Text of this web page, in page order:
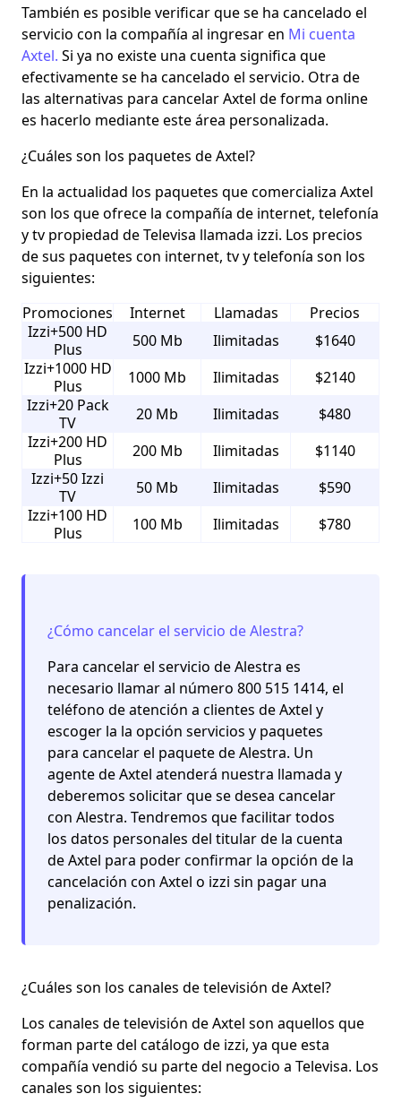
También es posible verificar que se ha cancelado el
servicio con la compañía al ingresar en Mi cuenta
Axtel. Si ya no existe una cuenta significa que
efectivamente se ha cancelado el servicio. Otra de
las alternativas para cancelar Axtel de forma online
es hacerlo mediante este área personalizada.
¿Cuáles son los paquetes de Axtel?
En la actualidad los paquetes que comercializa Axtel
son los que ofrece la compañía de internet, telefonía
y tv propiedad de Televisa llamada izzi. Los precios
de sus paquetes con internet, tv y telefonía son los
siguientes:
Promociones
Internet Llamadas
Precios
Izzi+500 HD
Plus
500 Mb Ilimitadas
$1640
Izzi+1000 HD
Plus
1000 Mb Ilimitadas
$2140
Izzi+20 Pack
TV
20 Mb Ilimitadas
$480
Izzi+200 HD
Plus
200 Mb Ilimitadas
$1140
Izzi+50 Izzi
TV
50 Mb Ilimitadas
$590
Izzi+100 HD
Plus
100 Mb Ilimitadas $780
¿Cómo cancelar el servicio de Alestra?
Para cancelar el servicio de Alestra es
necesario llamar al número 800 515 1414, el
teléfono de atención a clientes de Axtel y
escoger la la opción servicios y paquetes
para cancelar el paquete de Alestra. Un
agente de Axtel atenderá nuestra llamada y
deberemos solicitar que se desea cancelar
con Alestra. Tendremos que facilitar todos
los datos personales del titular de la cuenta
de Axtel para poder confirmar la opción de la
cancelación con Axtel o izzi sin pagar una
penalización.
¿Cuáles son los canales de televisión de Axtel?
Los canales de televisión de Axtel son aquellos que
forman parte del catálogo de izzi, ya que esta
compañía vendió su parte del negocio a Televisa. Los
canales son los siguientes: